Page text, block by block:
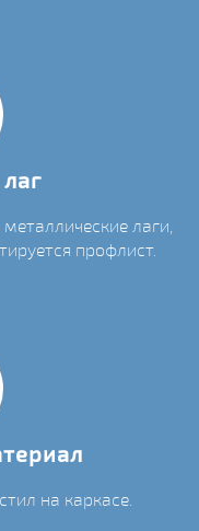
лаги,
профлист.
на каркасе.